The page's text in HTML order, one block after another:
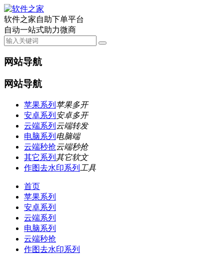
软件之家自助下单平台
自动一站式助力微商
网站导航
网站导航
苹果系列 苹果多开
安卓系列 安卓多开
云端系列 云端转发
电脑系列 电脑端
云端秒抢云端秒抢
其它系列 其它软文
作图去水印系列 工具
首页
苹果系列
安卓系列
云端系列
电脑系列
云端秒抢
作图去水印系列